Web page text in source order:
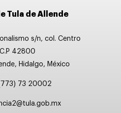
Tula de Allende
s/n, col. Centro
C.P 42800
Hidalgo, México
73 20002